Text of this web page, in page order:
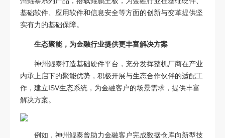
基础软件、应用软件和信息安全等方面的创新与变革提供坚
实有力的基础保障。
生态聚能，为金融行业提供更丰富解决方案
神州鲲泰打造基础硬件平台，充分发挥整机厂商在产业
内承上启下的聚能优势，积极开展与生态合作伙伴的适配工
作，建立ISV生态系统，为金融客户的场景需求，提供丰富
解决方案。
例如，神州鲲泰曾助力金融客户完成数据仓库向新型技